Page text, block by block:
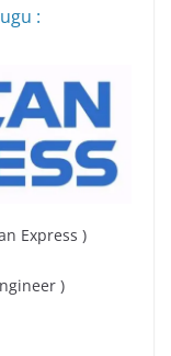
:
Express )
)